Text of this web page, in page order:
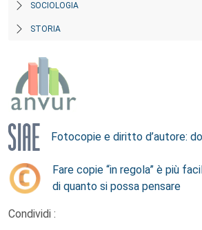
SOCIOLOGIA
STORIA
Fotocopie e diritto d’autore:
Fare copie “in regola” è più
di quanto si possa pensare
Condividi :